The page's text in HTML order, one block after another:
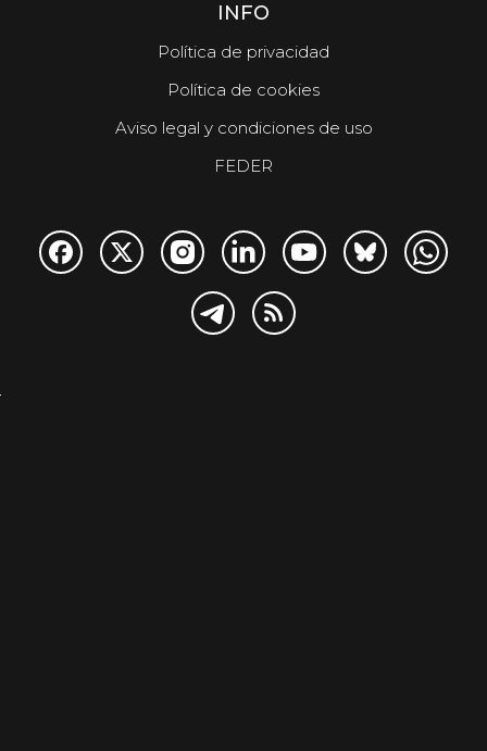
INFO
Política de privacidad
Política de cookies
Aviso legal y condiciones de uso
FEDER